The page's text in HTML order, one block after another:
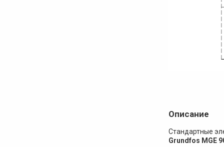
Описание
Стандартные
Grundfos MGE